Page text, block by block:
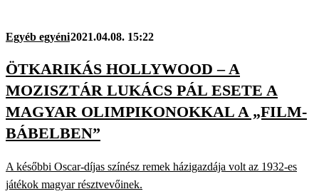
Egyéb egyéni2021.04.08. 15:22
ÖTKARIKÁS HOLLYWOOD – A
MOZISZTÁR LUKÁCS PÁL ESETE A
MAGYAR OLIMPIKONOKKAL A „FILM-
BÁBELBEN”
A későbbi Oscar-díjas színész remek házigazdája volt az 1932-es
játékok magyar résztvevőinek.